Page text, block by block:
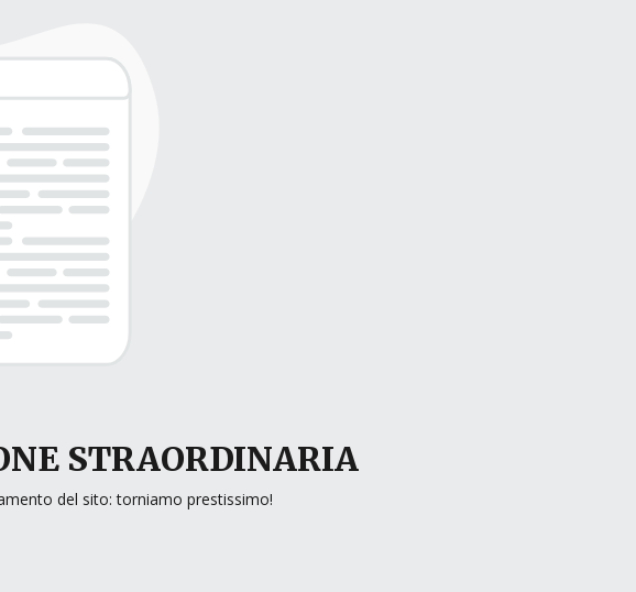
STRAORDINARIA
del sito: torniamo prestissimo!